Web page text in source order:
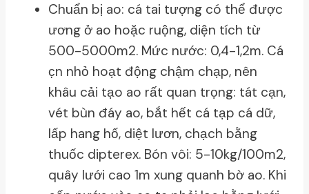
Chuẩn bị ao: cá tai tượng có thể được
ương ở ao hoặc ruộng, diện tích từ
500-5000m2. Mức nước: 0,4-1,2m. Cá
c̣n nhỏ hoạt động chậm chạp, nên
khâu cải tạo ao rất quan trọng: tát cạn,
vét bùn đáy ao, bắt hết cá tạp cá dữ,
lấp hang hố, diệt lươn, chạch bằng
thuốc dipterex. Bón vôi: 5-10kg/100m2,
quây lưới cao 1m xung quanh bờ ao. Khi